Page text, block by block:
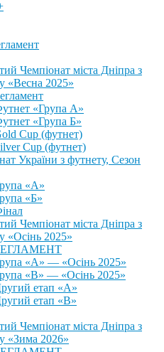
Чемпіонат міста Дніпра з
«Весна 2025»
«Група А»
«Група Б»
Cup (футнет)
Cup (футнет)
України з футнету, Сезон
«А»
«Б»
Чемпіонат міста Дніпра з
«Осінь 2025»
«А» — «Осінь 2025»
«В» — «Осінь 2025»
етап «А»
етап «В»
Чемпіонат міста Дніпра з
«Зима 2026»